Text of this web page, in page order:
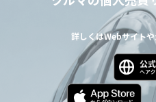
詳しくはWebサイト